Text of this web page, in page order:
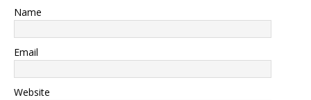
Name
Email
Website